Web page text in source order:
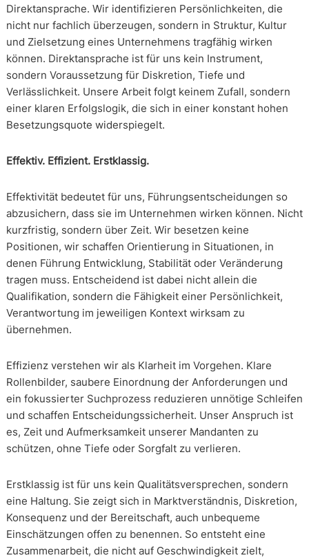
Direktansprache. Wir identifizieren Persönlichkeiten, die
nicht nur fachlich überzeugen, sondern in Struktur, Kultur
und Zielsetzung eines Unternehmens tragfähig wirken
können. Direktansprache ist für uns kein Instrument,
sondern Voraussetzung für Diskretion, Tiefe und
Verlässlichkeit. Unsere Arbeit folgt keinem Zufall, sondern
einer klaren Erfolgslogik, die sich in einer konstant hohen
Besetzungsquote widerspiegelt.
Effektiv. Effizient. Erstklassig.
Effektivität bedeutet für uns, Führungsentscheidungen so
abzusichern, dass sie im Unternehmen wirken können. Nicht
kurzfristig, sondern über Zeit. Wir besetzen keine
Positionen, wir schaffen Orientierung in Situationen, in
denen Führung Entwicklung, Stabilität oder Veränderung
tragen muss. Entscheidend ist dabei nicht allein die
Qualifikation, sondern die Fähigkeit einer Persönlichkeit,
Verantwortung im jeweiligen Kontext wirksam zu
übernehmen.
Effizienz verstehen wir als Klarheit im Vorgehen. Klare
Rollenbilder, saubere Einordnung der Anforderungen und
ein fokussierter Suchprozess reduzieren unnötige Schleifen
und schaffen Entscheidungssicherheit. Unser Anspruch ist
es, Zeit und Aufmerksamkeit unserer Mandanten zu
schützen, ohne Tiefe oder Sorgfalt zu verlieren.
Erstklassig ist für uns kein Qualitätsversprechen, sondern
eine Haltung. Sie zeigt sich in Marktverständnis, Diskretion,
Konsequenz und der Bereitschaft, auch unbequeme
Einschätzungen offen zu benennen. So entsteht eine
Zusammenarbeit, die nicht auf Geschwindigkeit zielt,